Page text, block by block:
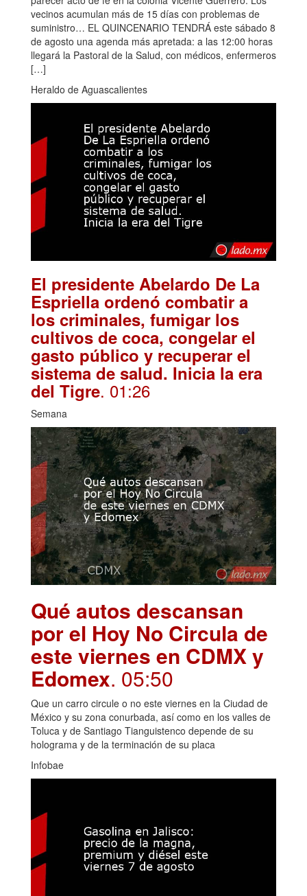
vecinos acumulan más de 15 días con problemas de
suministro… EL QUINCENARIO TENDRÁ este sábado 8
de agosto una agenda más apretada: a las 12:00 horas
llegará la Pastoral de la Salud, con médicos, enfermeros
[…]
Heraldo de Aguascalientes
El presidente Abelardo De La
Espriella ordenó combatir a
los criminales, fumigar los
cultivos de coca, congelar el
gasto público y recuperar el
sistema de salud. Inicia la era
del Tigre. 01:26
Semana
Qué autos descansan
por el Hoy No Circula de
este viernes en CDMX y
Edomex. 05:50
Que un carro circule o no este viernes en la Ciudad de
México y su zona conurbada, así como en los valles de
Toluca y de Santiago Tianguistenco depende de su
holograma y de la terminación de su placa
Infobae